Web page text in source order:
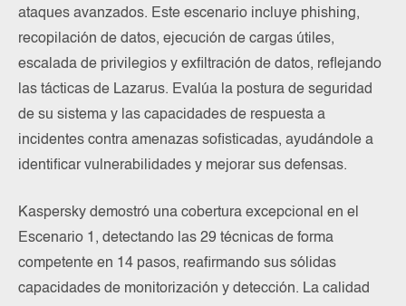
ataques avanzados. Este escenario incluye phishing,
recopilación de datos, ejecución de cargas útiles,
escalada de privilegios y exfiltración de datos, reflejando
las tácticas de Lazarus. Evalúa la postura de seguridad
de su sistema y las capacidades de respuesta a
incidentes contra amenazas sofisticadas, ayudándole a
identificar vulnerabilidades y mejorar sus defensas.
Kaspersky demostró una cobertura excepcional en el
Escenario 1, detectando las 29 técnicas de forma
competente en 14 pasos, reafirmando sus sólidas
capacidades de monitorización y detección. La calidad